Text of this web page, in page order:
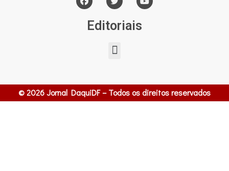
Editoriais
© 2026 Jornal DaquiDF – Todos os direitos reservados